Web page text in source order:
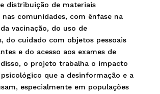
distribuição de materiais
comunidades, com ênfase na
vacinação, do uso de
do cuidado com objetos pessoais
e do acesso aos exames de
o projeto trabalha o impacto
que a desinformação e a
especialmente em populações